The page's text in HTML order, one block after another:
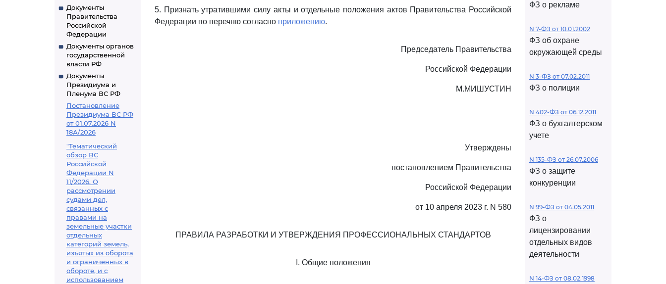
Документы
Правительства
Российской
Федерации
Документы органов
государственной
власти РФ
Документы
Президиума и
Пленума ВС РФ
Постановление
Президиума ВС РФ
от 01.07.2026 N
18А/2026
"Тематический
обзор ВС
Российской
Федерации N
11/2026. О
рассмотрении
судами дел,
связанных с
правами на
земельные участки
отдельных
категорий земель,
изъятых из оборота
и ограниченных в
обороте, и с
использованием
5. Признать утратившими силу акты и отдельные положения актов Правительства Российской
Федерации по перечню согласно приложению.
Председатель Правительства
Российской Федерации
М.МИШУСТИН
Утверждены
постановлением Правительства
Российской Федерации
от 10 апреля 2023 г. N 580
ПРАВИЛА РАЗРАБОТКИ И УТВЕРЖДЕНИЯ ПРОФЕССИОНАЛЬНЫХ СТАНДАРТОВ
I. Общие положения
ФЗ о рекламе
N 7-ФЗ от 10.01.2002
ФЗ об охране
окружающей среды
N 3-ФЗ от 07.02.2011
ФЗ о полиции
N 402-ФЗ от 06.12.2011
ФЗ о бухгалтерском
учете
N 135-ФЗ от 26.07.2006
ФЗ о защите
конкуренции
N 99-ФЗ от 04.05.2011
ФЗ о
лицензировании
отдельных видов
деятельности
N 14-ФЗ от 08.02.1998